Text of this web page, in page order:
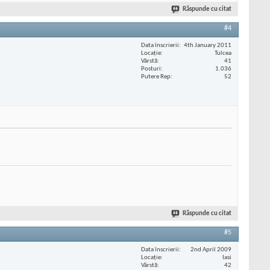
Răspunde cu citat
#4
Data înscrierii
4th January 2011
Locaţie
Tulcea
Vârstă
41
Posturi
1.036
Putere Rep
52
Răspunde cu citat
#5
Data înscrierii
2nd April 2009
Locaţie
Iasi
Vârstă
42